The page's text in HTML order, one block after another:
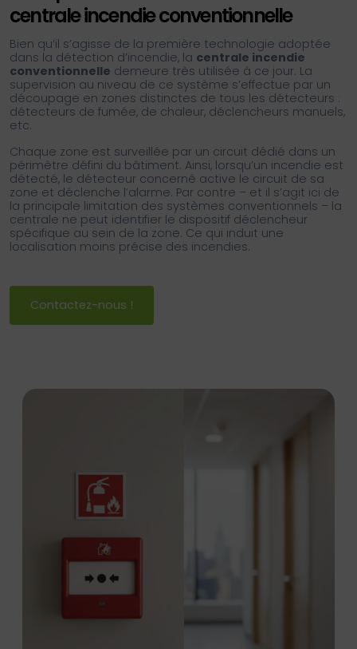
centrale incendie conventionnelle
Bien qu’il s’agisse de la première technologie adoptée
dans la détection d’incendie, la centrale incendie
conventionnelle demeure très utilisée à ce jour. La
supervision au niveau de ce système s’effectue par un
découpage en zones distinctes de tous les détecteurs :
détecteurs de fumée, de chaleur, déclencheurs manuels,
etc.
Chaque zone est surveillée par un circuit dédié dans un
périmètre défini du bâtiment. Ainsi, lorsqu’un incendie est
détecté, le détecteur concerné active le circuit de sa
zone et déclenche l’alarme. Par contre – et il s’agit ici de
la principale limitation des systèmes conventionnels – la
centrale ne peut identifier le dispositif déclencheur
spécifique au sein de la zone. Ce qui induit une
localisation moins précise des incendies.
Contactez-nous !